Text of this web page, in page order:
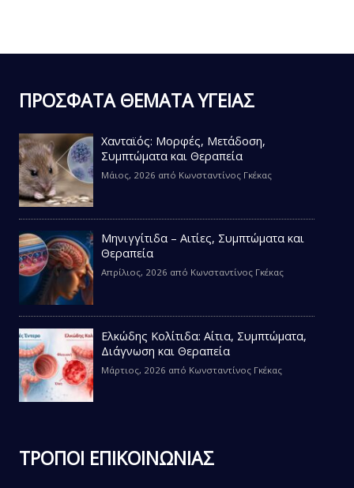
ΠΡΟΣΦΑΤΑ ΘΕΜΑΤΑ ΥΓΕΙΑΣ
Χανταϊός: Μορφές, Μετάδοση,
Συμπτώματα και Θεραπεία
Μάιος, 2026 από Κωνσταντίνος Γκέκας
Μηνιγγίτιδα – Αιτίες, Συμπτώματα και
Θεραπεία
Απρίλιος, 2026 από Κωνσταντίνος Γκέκας
Ελκώδης Κολίτιδα: Αίτια, Συμπτώματα,
Διάγνωση και Θεραπεία
Μάρτιος, 2026 από Κωνσταντίνος Γκέκας
ΤΡΟΠΟΙ ΕΠΙΚΟΙΝΩΝΙΑΣ